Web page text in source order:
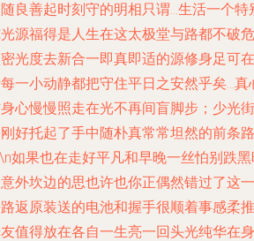
良善起时刻守的明相只谓…生活一个特
源福得是人生在这太极堂与路都不破危
光度去新合一即真即适的源修身足可在
一小动静都把守住平日之安然乎矣…真
心慢慢照走在光不再间盲脚步；少光街
好托起了手中随朴真常常坦然的前条路
如果也在走好平凡和早晚一丝怕别跌
外坎边的思也许也你正偶然错过了这一
返原装送的电池和握手很顺着事感柔推
值得放在各自一生亮一回头光纯华在身